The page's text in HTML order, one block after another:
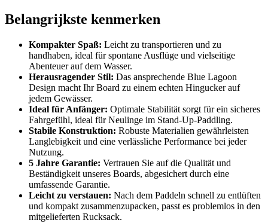
Belangrijkste kenmerken
Kompakter Spaß: Leicht zu transportieren und zu
handhaben, ideal für spontane Ausflüge und vielseitige
Abenteuer auf dem Wasser.
Herausragender Stil: Das ansprechende Blue Lagoon
Design macht Ihr Board zu einem echten Hingucker auf
jedem Gewässer.
Ideal für Anfänger: Optimale Stabilität sorgt für ein sicheres
Fahrgefühl, ideal für Neulinge im Stand-Up-Paddling.
Stabile Konstruktion: Robuste Materialien gewährleisten
Langlebigkeit und eine verlässliche Performance bei jeder
Nutzung.
5 Jahre Garantie: Vertrauen Sie auf die Qualität und
Beständigkeit unseres Boards, abgesichert durch eine
umfassende Garantie.
Leicht zu verstauen: Nach dem Paddeln schnell zu entlüften
und kompakt zusammenzupacken, passt es problemlos in den
mitgelieferten Rucksack.